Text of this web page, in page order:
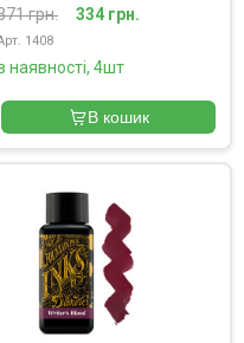
грн.
334 грн.
1408
наявності, 4шт
В кошик